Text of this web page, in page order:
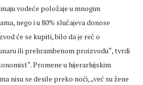
vodeće položaje u mnogim
nego i u 80% slučajeva donose
će se kupiti, bilo da je reč o
ili prehrambenom proizvodu“, tvrdi
Promene u hijerarhijskim
nisu se desile preko noći, „već su žene